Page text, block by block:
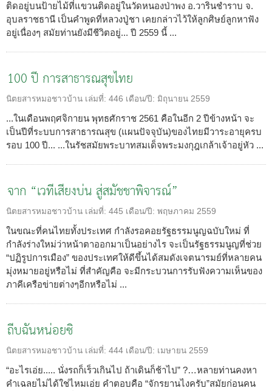
ติดอยู่บนป้ายไม้ที่แขวนติดอยู่ในวัดหนองป่าพง อ.วารินชำราบ จ.
อุบลราชธานี เป็นคำพูดที่หลวงปู่ชา เคยกล่าวไว้ให้ลูกศิษย์ลูกหาฟัง
อยู่เนื่องๆ สมัยท่านยังมีชีวิตอยู่... ปี 2559 นี้ ...
100 ปี การสาธารณสุขไทย
นิตยสารหมอชาวบ้าน เล่มที่: 446 เดือน/ปี: มิถุนายน 2559
...ในเดือนพฤศจิกายน พุทธศักราช 2561 คือในอีก 2 ปีข้างหน้า จะ
เป็นปีที่ระบบการสาธารณสุข (แผนปัจจุบัน)ของไทยมีวาระอายุครบ
รอบ 100 ปี... ...ในรัชสมัยพระบาทสมเด็จพระมงกุฎเกล้าเจ้าอยู่หัว ...
จาก “เวทีเสียงบ่น สู่สมัชชาพิจารณ์”
นิตยสารหมอชาวบ้าน เล่มที่: 445 เดือน/ปี: พฤษภาคม 2559
ในขณะที่คนไทยทั้งประเทศ กำลังรอคอยรัฐธรรมนูญฉบับใหม่ ที่
กำลังร่างใหม่ว่าหน้าตาออกมาเป็นอย่างไร จะเป็นรัฐธรรมนูญที่ช่วย
“ปฏิรูปการเมือง” ของประเทศให้ดีขึ้นได้สมดังเจตนารมย์ที่หลายคน
มุ่งหมายอยู่หรือไม่ ที่สำคัญคือ จะมีกระบวนการรับฟังความเห็นของ
ภาคีเครือข่ายต่างๆอีกหรือไม่ ...
ถีบฉันหน่อยซิ
นิตยสารหมอชาวบ้าน เล่มที่: 444 เดือน/ปี: เมษายน 2559
“อะไรเอ่ย..... นั่งรถก็เร็วเกินไป ถ้าเดินก็ช้าไป” ?…หลายท่านคงหา
คำเฉลยไม่ได้ใช่ไหมเอ่ย คำตอบคือ “จักรยานไงครับ”สมัยก่อนคน